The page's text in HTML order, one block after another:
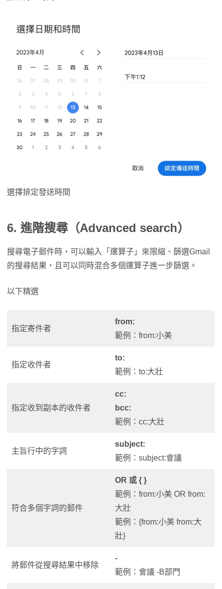
選擇排定發送時間
6. 進階搜尋（Advanced search）
搜尋電子郵件時，可以輸入「運算子」來限縮、篩選Gmail
的搜尋結果，且可以同時混合多個運算子進一步篩選。
以下精選
指定寄件者
from:
範例：from:小美
指定收件者
to:
範例：to:大壯
指定收到副本的收件者
cc:
bcc:
範例：cc:大壯
主旨行中的字詞
subject:
範例：subject:會議
符合多個字詞的郵件
OR 或 { }
範例：from:小美 OR from:
大壯
範例：{from:小美 from:大
壯}
將郵件從搜尋結果中移除
-
範例：會議 -B部門